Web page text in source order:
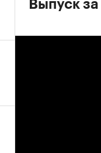
Выпуск